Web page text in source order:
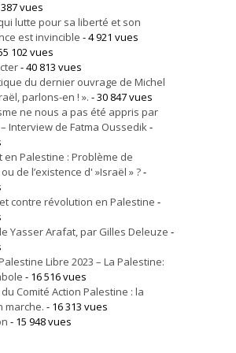
vues
lutte pour sa liberté et son
est invincible - 4 921 vues
102 vues
- 40 813 vues
du dernier ouvrage de Michel
parlons-en ! ». - 30 847 vues
ne nous a pas été appris par
– Interview de Fatma Oussedik-
en Palestine : Problème de
de l’existence d' »Israël » ?-
contre révolution en Palestine -
Yasser Arafat, par Gilles Deleuze -
Libre 2023 – La Palestine:
- 16 516 vues
Comité Action Palestine : la
marche. - 16 313 vues
- 15 948 vues